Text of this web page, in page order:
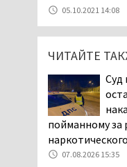
них
центра
07.08.2026 11:28
в
05.10.2021 14:08
ЧИТАЙТЕ
Суд
пойманному за
07.08.2026 15:35